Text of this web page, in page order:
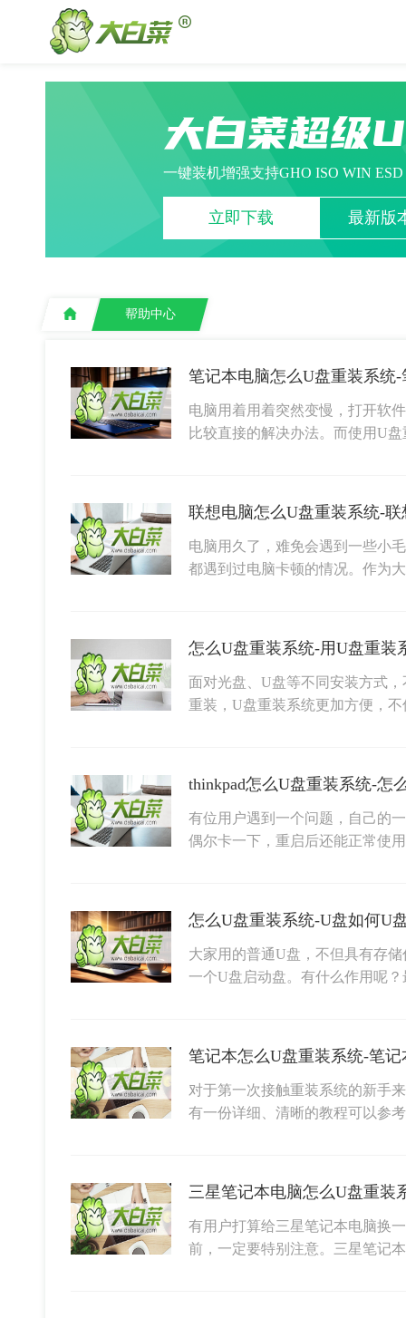
大白菜超级
一键装机增强支持GHO ISO WIN
立即下载 最新版
帮助中心
电脑用着用着突然变慢，打开软
比较直接的解决办法。而使用U
联想电脑怎么U盘重装系统-
电脑用久了，难免会遇到一些小
都遇到过电脑卡顿的情况。作为
怎么U盘重装系统-用U盘重装
面对光盘、U盘等不同安装方式
重装，U盘重装系统更加方便，
thinkpad怎么U盘重装系统-怎
有位用户遇到一个问题，自己的
偶尔卡一下，重启后还能正常使
怎么U盘重装系统-U盘如何U
大家用的普通U盘，不但具有存
一个U盘启动盘。有什么作用呢
笔记本怎么U盘重装系统-笔
对于第一次接触重装系统的新手
有一份详细、清晰的教程可以参
有用户打算给三星笔记本电脑换
前，一定要特别注意。三星笔记